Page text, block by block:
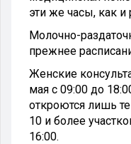
эти же часы, как
Молочно-
прежнее
Женские
мая с 09:00 до
откроются лишь
10 и более
16:00.